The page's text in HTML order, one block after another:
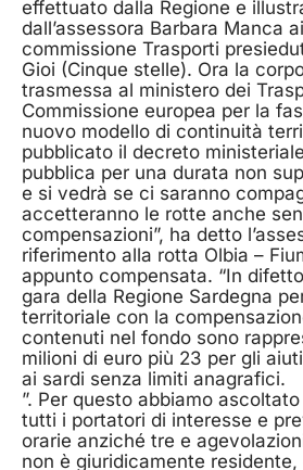
effettuato dalla Regione e
dall’assessora Barbara Manca
commissione Trasporti
Gioi (Cinque stelle). Ora la
trasmessa al ministero dei
Commissione europea per la
nuovo modello di continuità
pubblicato il decreto
pubblica per una durata non
e si vedrà se ci saranno
accetteranno le rotte anche
compensazioni”, ha detto
riferimento alla rotta Olbia –
appunto compensata. “In
gara della Regione Sardegna
territoriale con la
contenuti nel fondo sono
milioni di euro più 23 per gli
ai sardi senza limiti anagrafici.
”. Per questo abbiamo
tutti i portatori di interesse e
orarie anziché tre e
non è giuridicamente